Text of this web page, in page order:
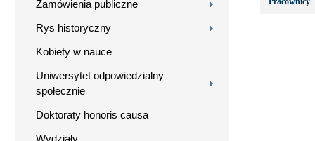
Zamówienia publiczne
Rys historyczny
Kobiety w nauce
Uniwersytet odpowiedzialny
społecznie
Doktoraty honoris causa
Wydziały